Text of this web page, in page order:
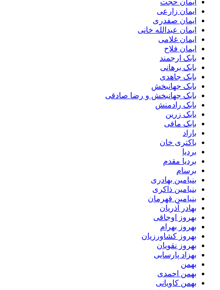
ایمان حجت
ایمان زارعی
ایمان صفدری
ایمان عبدالله خانی
ایمان غلامی
ایمان فلاح
بابک ارجمند
بابک برهانی
بابک جاهدی
بابک جهانبخش
بابک جهانبخش و رضا صادقی
بابک رادمنش
بابک زرین
بابک مافی
باراد
باکتری خان
بردیا
بردیا مقدم
برسام
بنیامین بهادری
بنیامین ذاکری
بنیامین قهرمان
بهادر آذریان
بهروز اوجاقی
بهروز بهرام
بهروز کشاورزیان
بهروز نقویان
بهزاد پارسایی
بهمن
بهمن احمدی
بهمن کاویانی